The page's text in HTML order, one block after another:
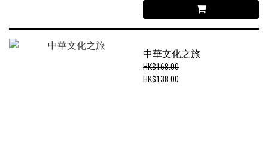
中華文化之旅
HK$168.00
HK$138.00